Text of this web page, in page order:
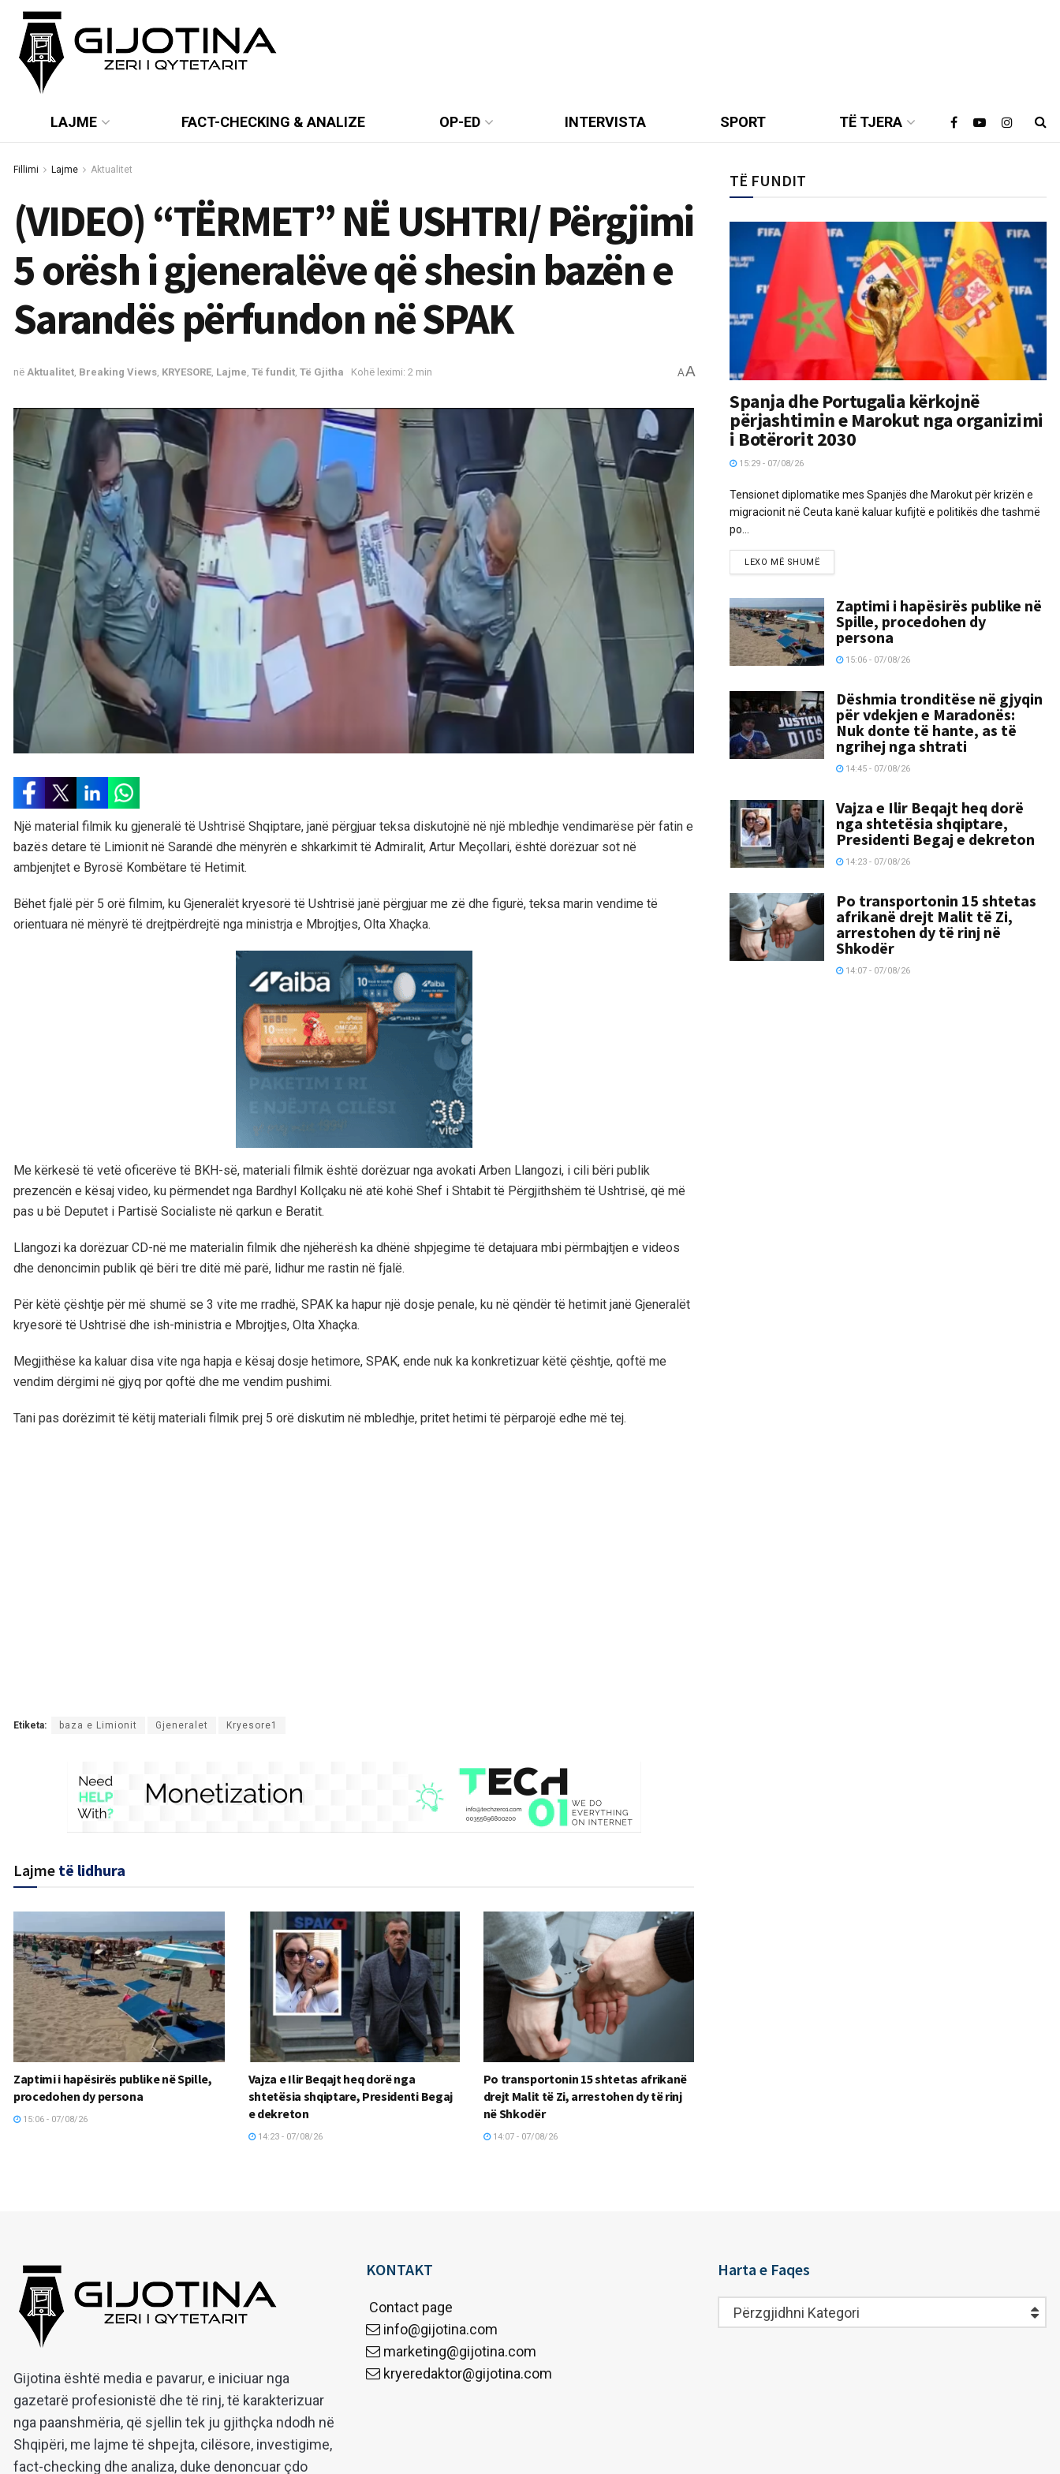
LAJME FACT-CHECKING & ANALIZE OP-ED INTERVISTA SPORT TË TJERA
Fillimi Lajme Aktualitet
(VIDEO) “TËRMET” NË USHTRI/ Përgjimi
5 orësh i gjeneralëve që shesin bazën e
Sarandës përfundon në SPAK
në Aktualitet Breaking Views KRYESORE Lajme Të fundit Të Gjitha Kohë leximi: 2 min AA
Një material filmik ku gjeneralë të Ushtrisë Shqiptare, janë përgjuar teksa diskutojnë në një mbledhje vendimarëse për fatin e
bazës detare të Limionit në Sarandë dhe mënyrën e shkarkimit të Admiralit, Artur Meçollari, është dorëzuar sot në
ambjenjtet e Byrosë Kombëtare të Hetimit.
Bëhet fjalë për 5 orë filmim, ku Gjeneralët kryesorë të Ushtrisë janë përgjuar me zë dhe figurë, teksa marin vendime të
orientuara në mënyrë të drejtpërdrejtë nga ministrja e Mbrojtjes, Olta Xhaçka.
Me kërkesë të vetë oficerëve të BKH-së, materiali filmik është dorëzuar nga avokati Arben Llangozi, i cili bëri publik
prezencën e kësaj video, ku përmendet nga Bardhyl Kollçaku në atë kohë Shef i Shtabit të Përgjithshëm të Ushtrisë, që më
pas u bë Deputet i Partisë Socialiste në qarkun e Beratit.
Llangozi ka dorëzuar CD-në me materialin filmik dhe njëherësh ka dhënë shpjegime të detajuara mbi përmbajtjen e videos
dhe denoncimin publik që bëri tre ditë më parë, lidhur me rastin në fjalë.
Për këtë çështje për më shumë se 3 vite me rradhë, SPAK ka hapur një dosje penale, ku në qëndër të hetimit janë Gjeneralët
kryesorë të Ushtrisë dhe ish-ministria e Mbrojtjes, Olta Xhaçka.
Megjithëse ka kaluar disa vite nga hapja e kësaj dosje hetimore, SPAK, ende nuk ka konkretizuar këtë çështje, qoftë me
vendim dërgimi në gjyq por qoftë dhe me vendim pushimi.
Tani pas dorëzimit të këtij materiali filmik prej 5 orë diskutim në mbledhje, pritet hetimi të përparojë edhe më tej.
Etiketa: baza e Limionit Gjeneralet Kryesore1
Lajme të lidhura
Zaptimi i hapësirës publike në Spille,
procedohen dy persona
15:06 - 07/08/26
Vajza e Ilir Beqajt heq dorë nga
shtetësia shqiptare, Presidenti Begaj
e dekreton
14:23 - 07/08/26
Po transportonin 15 shtetas afrikanë
drejt Malit të Zi, arrestohen dy të rinj
në Shkodër
14:07 - 07/08/26
TË FUNDIT
Spanja dhe Portugalia kërkojnë
përjashtimin e Marokut nga organizimi
i Botërorit 2030
15:29 - 07/08/26
Tensionet diplomatike mes Spanjës dhe Marokut për krizën e
migracionit në Ceuta kanë kaluar kufijtë e politikës dhe tashmë
po...
LEXO MË SHUMË
Zaptimi i hapësirës publike në
Spille, procedohen dy
persona
15:06 - 07/08/26
Dëshmia tronditëse në gjyqin
për vdekjen e Maradonës:
Nuk donte të hante, as të
ngrihej nga shtrati
14:45 - 07/08/26
Vajza e Ilir Beqajt heq dorë
nga shtetësia shqiptare,
Presidenti Begaj e dekreton
14:23 - 07/08/26
Po transportonin 15 shtetas
afrikanë drejt Malit të Zi,
arrestohen dy të rinj në
Shkodër
14:07 - 07/08/26
Gijotina është media e pavarur, e iniciuar nga
gazetarë profesionistë dhe të rinj, të karakterizuar
nga paanshmëria, që sjellin tek ju gjithçka ndodh në
Shqipëri, me lajme të shpejta, cilësore, investigime,
fact-checking dhe analiza, duke denoncuar çdo
KONTAKT
Contact page
info@gijotina.com
marketing@gijotina.com
kryeredaktor@gijotina.com
Harta e Faqes
Harta
e
Përzgjidhni Kategori